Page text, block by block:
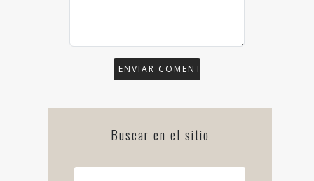
Buscar en el sitio